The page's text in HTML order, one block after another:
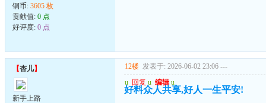
铜币: 3605 枚
贡献值: 0 点
好评度: 0 点
【杏儿】
新手上路
12楼 发表于: 2026-06-02 23:06 ---
u 回复 u 编辑 u
好料众人共享,好人一生平安!